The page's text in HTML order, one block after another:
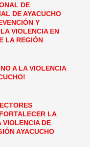
DE
DE AYACUCHO
Y
VIOLENCIA EN
LA REGIÓN
A LA VIOLENCIA
LA
VIOLENCIA DE
AYACUCHO